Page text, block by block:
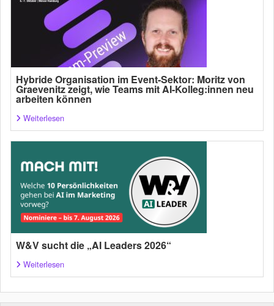
Hybride Organisation im Event-Sektor: Moritz von
Graevenitz zeigt, wie Teams mit AI-Kolleg:innen neu
arbeiten können
Weiterlesen
W&V sucht die „AI Leaders 2026“
Weiterlesen